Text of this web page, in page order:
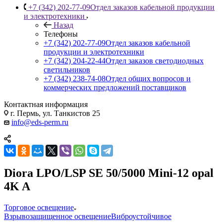
+7 (342) 202-77-09Отдел заказов кабельной продукции
и электротехники
Назад
Телефоны
+7 (342) 202-77-09Отдел заказов кабельной
продукции и электротехники
+7 (342) 204-22-44Отдел заказов светодиодных
светильников
+7 (342) 238-74-08Отдел общих вопросов и
коммерческих предложений поставщиков
Контактная информация
г. Пермь, ул. Танкистов 25
info@eds-perm.ru
Diora LPO/LSP SE 50/5000 Mini-12 opal
4K A
Торговое освещение
Взрывозащищенное освещениеВиброустойчивое